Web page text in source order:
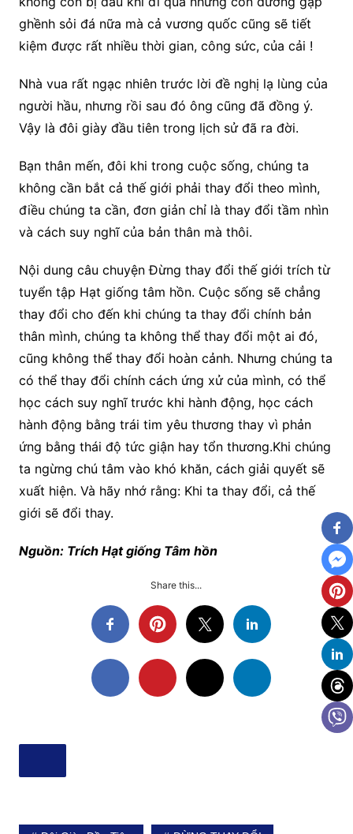
ghềnh sỏi đá nữa mà cả vương quốc cũng sẽ tiết
kiệm được rất nhiều thời gian, công sức, của cải !
Nhà vua rất ngạc nhiên trước lời đề nghị lạ lùng của
người hầu, nhưng rồi sau đó ông cũng đã đồng ý.
Vậy là đôi giày đầu tiên trong lịch sử đã ra đời.
Bạn thân mến, đôi khi trong cuộc sống, chúng ta
không cần bắt cả thế giới phải thay đổi theo mình,
điều chúng ta cần, đơn giản chỉ là thay đổi tầm nhìn
và cách suy nghĩ của bản thân mà thôi.
Nội dung câu chuyện Đừng thay đổi thế giới trích từ
tuyển tập Hạt giống tâm hồn. Cuộc sống sẽ chẳng
thay đổi cho đến khi chúng ta thay đổi chính bản
thân mình, chúng ta không thể thay đổi một ai đó,
cũng không thể thay đổi hoàn cảnh. Nhưng chúng ta
có thể thay đổi chính cách ứng xử của mình, có thể
học cách suy nghĩ trước khi hành động, học cách
hành động bằng trái tim yêu thương thay vì phản
ứng bằng thái độ tức giận hay tổn thương.Khi chúng
ta ngừng chú tâm vào khó khăn, cách giải quyết sẽ
xuất hiện. Và hãy nhớ rằng: Khi ta thay đổi, cả thế
giới sẽ đổi thay.
Nguồn: Trích Hạt giống Tâm hồn
Share this...